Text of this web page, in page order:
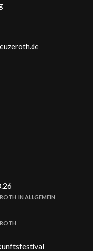
IN ALLGEMEIN